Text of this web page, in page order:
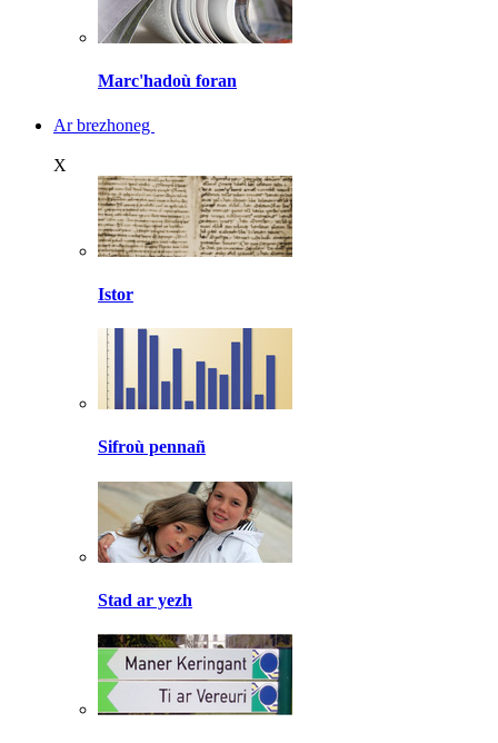
Marc'hadoù foran
Ar brezhoneg
X
Istor
Sifroù pennañ
Stad ar yezh